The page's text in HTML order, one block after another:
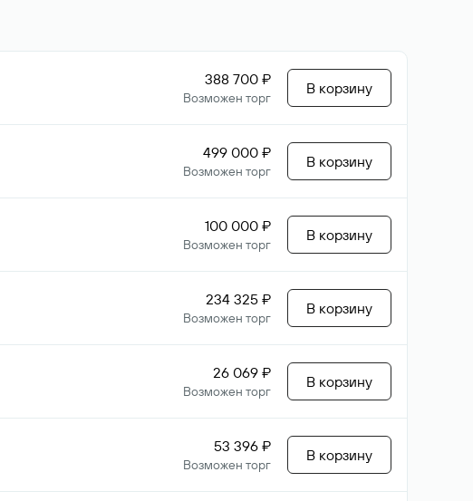
388 700 ₽
Возможен торг
В корзину
499 000 ₽
Возможен торг
В корзину
100 000 ₽
Возможен торг
В корзину
234 325 ₽
Возможен торг
В корзину
26 069 ₽
Возможен торг
В корзину
53 396 ₽
Возможен торг
В корзину